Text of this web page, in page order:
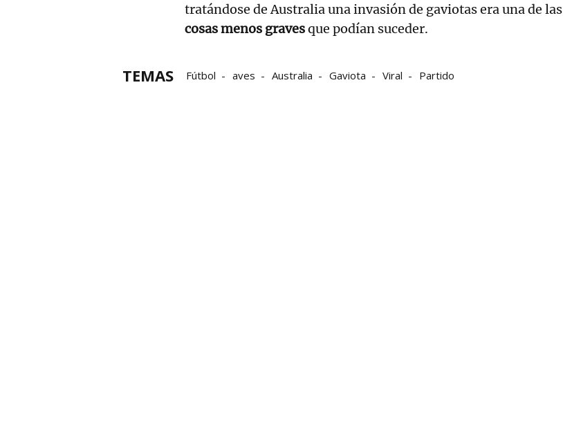
tratándose de Australia una invasión de gaviotas era una de las
cosas menos gravesque podían suceder.
TEMAS Fútbol aves Australia Gaviota Viral Partido